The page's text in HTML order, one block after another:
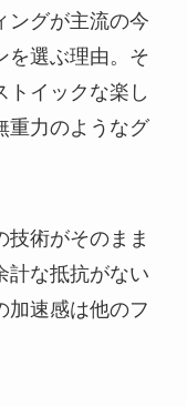
ングが主流の今
を選ぶ理由。そ
トイックな楽し
重力のようなグ
技術がそのまま
計な抵抗がない
加速感は他のフ